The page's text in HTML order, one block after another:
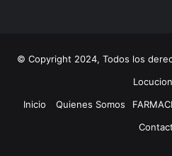
© Copyright 2024, Todos los
Inicio
Quienes Somos